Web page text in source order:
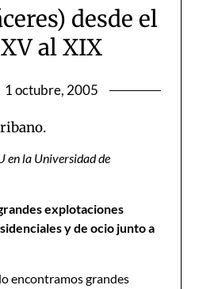
desde el
al XIX
1 octubre, 2005
en la Universidad de
explotaciones
y de ocio junto a
encontramos grandes